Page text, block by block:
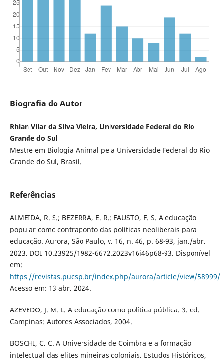
Biografia do Autor
Rhian Vilar da Silva Vieira, Universidade Federal do Rio
Grande do Sul
Mestre em Biologia Animal pela Universidade Federal do Rio
Grande do Sul, Brasil.
Referências
ALMEIDA, R. S.; BEZERRA, E. R.; FAUSTO, F. S. A educação
popular como contraponto das políticas neoliberais para
educação. Aurora, São Paulo, v. 16, n. 46, p. 68-93, jan./abr.
2023. DOI 10.23925/1982-6672.2023v16i46p68-93. Disponível
em:
https://revistas.pucsp.br/index.php/aurora/article/view/
Acesso em: 13 abr. 2024.
AZEVEDO, J. M. L. A educação como política pública. 3. ed.
Campinas: Autores Associados, 2004.
BOSCHI, C. C. A Universidade de Coimbra e a formação
intelectual das elites mineiras coloniais. Estudos Históricos,